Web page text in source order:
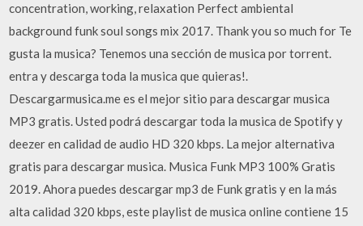
concentration, working, relaxation Perfect ambiental
background funk soul songs mix 2017. Thank you so much for Te
gusta la musica? Tenemos una sección de musica por torrent.
entra y descarga toda la musica que quieras!.
Descargarmusica.me es el mejor sitio para descargar musica
MP3 gratis. Usted podrá descargar toda la musica de Spotify y
deezer en calidad de audio HD 320 kbps. La mejor alternativa
gratis para descargar musica. Musica Funk MP3 100% Gratis
2019. Ahora puedes descargar mp3 de Funk gratis y en la más
alta calidad 320 kbps, este playlist de musica online contiene 15